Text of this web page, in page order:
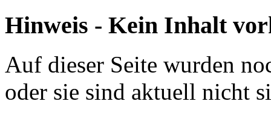
Hinweis - Kein Inhalt
Auf dieser Seite wurden
oder sie sind aktuell nicht